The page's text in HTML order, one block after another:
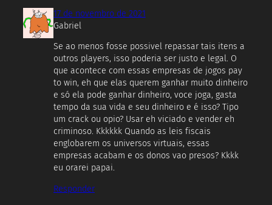
17 de novembro de 2021
Gabriel
Se ao menos fosse possivel repassar tais itens a
outros players, isso poderia ser justo e legal. O
que acontece com essas empresas de jogos pay
to win, eh que elas querem ganhar muito dinheiro
e só ela pode ganhar dinheiro, voce joga, gasta
tempo da sua vida e seu dinheiro e é isso? Tipo
um crack ou opio? Usar eh viciado e vender eh
criminoso. Kkkkkk Quando as leis fiscais
englobarem os universos virtuais, essas
empresas acabam e os donos vao presos? Kkkk
eu orarei papai.
Responder